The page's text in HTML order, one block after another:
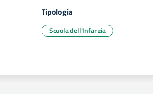
Tipologia
Scuola dell'Infanzia